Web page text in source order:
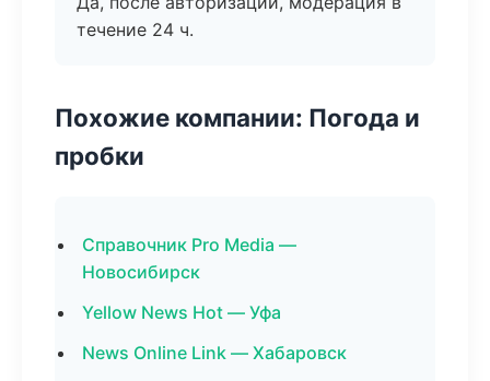
течение 24 ч.
Похожие компании: Погода и
пробки
Справочник Pro Media —
Новосибирск
Yellow News Hot — Уфа
News Online Link — Хабаровск